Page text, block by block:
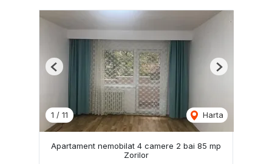
1 / 11 Harta
Previous Next
Apartament nemobilat 4 camere 2 bai 85 mp
Zorilor